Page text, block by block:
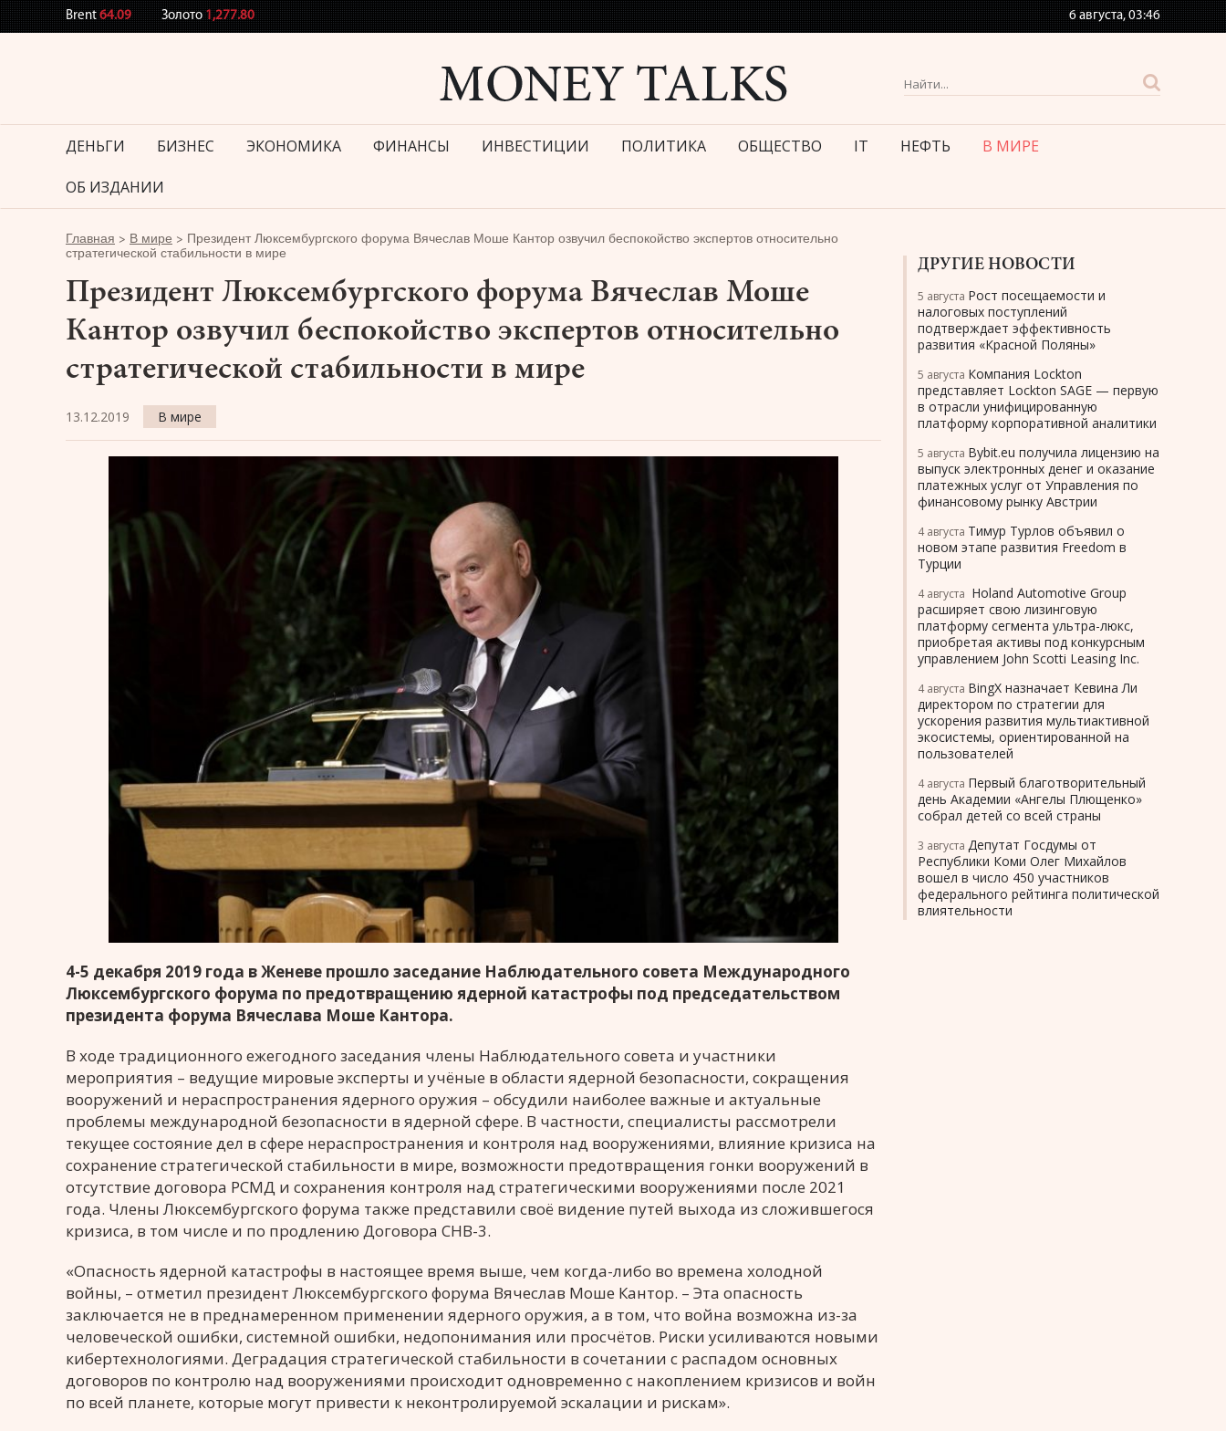
Brent64.09 Золото1,277.80 6 августа,03:46
ДЕНЬГИ БИЗНЕС ЭКОНОМИКА ФИНАНСЫ ИНВЕСТИЦИИ ПОЛИТИКА ОБЩЕСТВО IT НЕФТЬ В МИРЕ
ОБ ИЗДАНИИ
Главная > В мире > Президент Люксембургского форума Вячеслав Моше Кантор озвучил беспокойство экспертов относительно
стратегической стабильности в мире
Президент Люксембургского форума Вячеслав Моше
Кантор озвучил беспокойство экспертов относительно
стратегической стабильности в мире
13.12.2019 В мире
4-5 декабря 2019 года в Женеве прошло заседание Наблюдательного совета Международного
Люксембургского форума по предотвращению ядерной катастрофы под председательством
президента форума Вячеслава Моше Кантора.
В ходе традиционного ежегодного заседания члены Наблюдательного совета и участники
мероприятия – ведущие мировые эксперты и учёные в области ядерной безопасности, сокращения
вооружений и нераспространения ядерного оружия – обсудили наиболее важные и актуальные
проблемы международной безопасности в ядерной сфере. В частности, специалисты рассмотрели
текущее состояние дел в сфере нераспространения и контроля над вооружениями, влияние кризиса на
сохранение стратегической стабильности в мире, возможности предотвращения гонки вооружений в
отсутствие договора РСМД и сохранения контроля над стратегическими вооружениями после 2021
года. Члены Люксембургского форума также представили своё видение путей выхода из сложившегося
кризиса, в том числе и по продлению Договора СНВ-3.
«Опасность ядерной катастрофы в настоящее время выше, чем когда-либо во времена холодной
войны, – отметил президент Люксембургского форума Вячеслав Моше Кантор. – Эта опасность
заключается не в преднамеренном применении ядерного оружия, а в том, что война возможна из-за
человеческой ошибки, системной ошибки, недопонимания или просчётов. Риски усиливаются новыми
кибертехнологиями. Деградация стратегической стабильности в сочетании с распадом основных
договоров по контролю над вооружениями происходит одновременно с накоплением кризисов и войн
по всей планете, которые могут привести к неконтролируемой эскалации и рискам».
ДРУГИЕ НОВОСТИ
5 августа Рост посещаемости и
налоговых поступлений
подтверждает эффективность
развития «Красной Поляны»
5 августа Компания Lockton
представляет Lockton SAGE — первую
в отрасли унифицированную
платформу корпоративной аналитики
5 августа Bybit.eu получила лицензию на
выпуск электронных денег и оказание
платежных услуг от Управления по
финансовому рынку Австрии
4 августа Тимур Турлов объявил о
новом этапе развития Freedom в
Турции
4 августа Holand Automotive Group
расширяет свою лизинговую
платформу сегмента ультра-люкс,
приобретая активы под конкурсным
управлением John Scotti Leasing Inc.
4 августа BingX назначает Кевина Ли
директором по стратегии для
ускорения развития мультиактивной
экосистемы, ориентированной на
пользователей
4 августа Первый благотворительный
день Академии «Ангелы Плющенко»
собрал детей со всей страны
3 августа Депутат Госдумы от
Республики Коми Олег Михайлов
вошел в число 450 участников
федерального рейтинга политической
влиятельности